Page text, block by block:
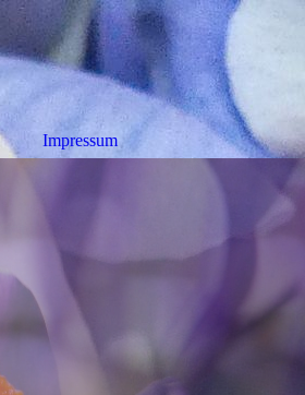
Impressum